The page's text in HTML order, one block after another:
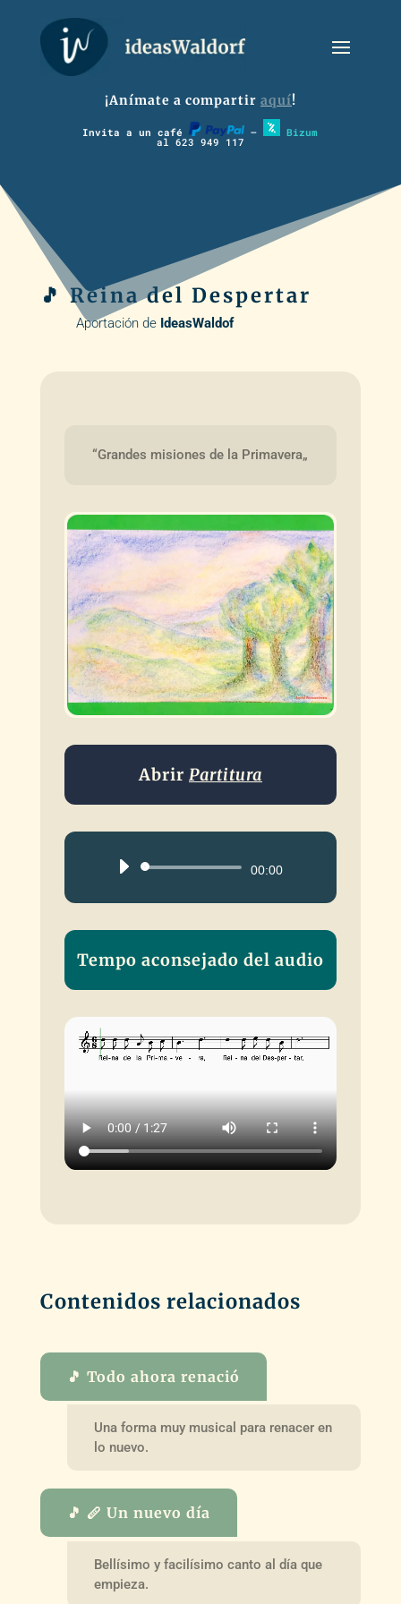
¡Anímate a compartir aquí!
Invita a un café – Bizum
al 623 949 117
🎵 Reina del Despertar
Aportación de IdeasWaldof
“Grandes misiones de la Primavera„
Abrir Partitura
Reproductor00:00
Tempo aconsejado del audio
Contenidos relacionados
🎵 Todo ahora renació
Una forma muy musical para renacer en
lo nuevo.
🎵 🪈 Un nuevo día
Bellísimo y facilísimo canto al día que
empieza.